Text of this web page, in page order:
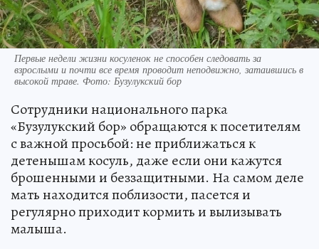
Первые недели жизни косуленок не способен следовать за
взрослыми и почти все время проводит неподвижно, затаившись в
высокой траве. Фото: Бузулукский бор
Сотрудники национального парка
«Бузулукский бор» обращаются к посетителям
с важной просьбой: не приближаться к
детенышам косуль, даже если они кажутся
брошенными и беззащитными. На самом деле
мать находится поблизости, пасется и
регулярно приходит кормить и вылизывать
малыша.